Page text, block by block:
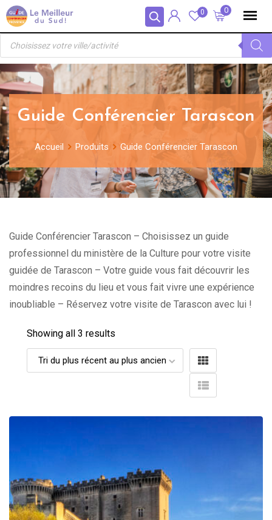
Panneau de gestion des cookies
Skip
to
content
0
0
Recherche
produits
Guide Conférencier Tarascon
Accueil Produits Guide Conférencier Tarascon
Guide Conférencier Tarascon – Choisissez un guide
professionnel du ministère de la Culture pour votre visite
guidée de Tarascon – Votre guide vous fait découvrir les
moindres recoins du lieu et vous fait vivre une expérience
inoubliable – Réservez votre visite de Tarascon avec lui !
Showing all 3 results